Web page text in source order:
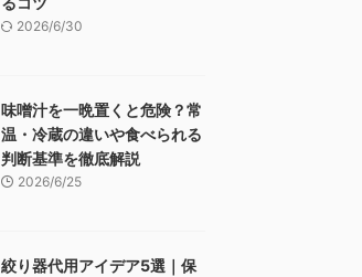
2026/6/30
味噌汁を一晩置くと危険？常
温・冷蔵の違いや食べられる
判断基準を徹底解説
2026/6/25
絞り器代用アイデア5選｜保